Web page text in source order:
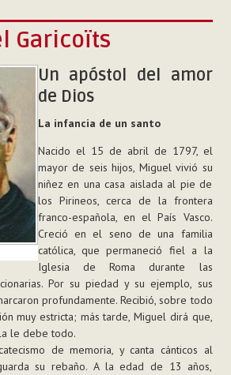
Garicoïts
Un apóstol del amor
de Dios
La infancia de un santo
Nacido el 15 de abril de 1797, el
mayor de seis hijos, Miguel vivió su
niñez en una casa aislada al pie de
los Pirineos, cerca de la frontera
franco-española, en el País Vasco.
Creció en el seno de una familia
católica, que permaneció fiel a la
Iglesia de Roma durante las
Por su piedad y su ejemplo, sus
profundamente. Recibió, sobre todo
muy estricta; más tarde, Miguel dirá que,
le debe todo.
de memoria, y canta cánticos al
su rebaño. A la edad de 13 años,